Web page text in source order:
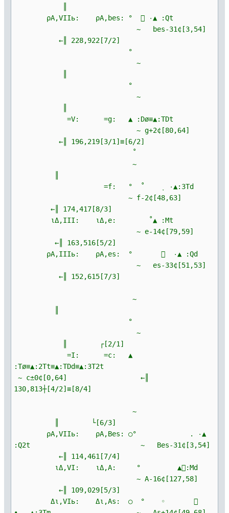
ρΑ,VIIь: ρΑ,bes: °  ۰▲ :Qt
~ bes-31¢[3,54]
←║ 228,922[7/2]
°
~
°
~
=V: =g: ▲ :Dø≡▲:TDt
~ g+2¢[80,64]
←║ 196,219[3/1]≡[6/2]
˚
~
=f: ° ˚ ָ ۰▲:3Td
~ f-2¢[48,63]
←║ 174,417[8/3]
ιΔ,III: ιΔ,e: ˚▲ :Mt
~ e-14¢[79,59]
←║ 163,516[5/2]
ρΑ,IIIь: ρΑ,es: °  ۰▲ :Qd
~ es-33¢[51,53]
←║ 152,615[7/3]
~
°
~
║ ┌[2/1]
=I: =c: ▲
:Tø≡▲:2Tt≡▲:TDd≡▲:3T2t
~ c±0¢[0,64] ←║
130,813┼[4/2]≡[8/4]
~
║ └[6/3]
ρΑ,VIIь: ρΑ,Bes: ○° . ۰▲
:Q2t ~ Bes-31¢[3,54]
←║ 114,461[7/4]
ιΔ,VI: ιΔ,A: ° ▲:Md
~ A-16¢[127,58]
←║ 109,029[5/3]
Δι,VIь: Δι,As: ○ ° ◦ 